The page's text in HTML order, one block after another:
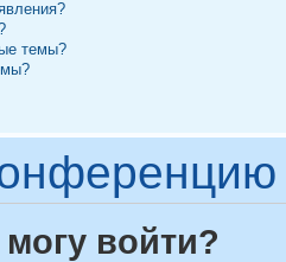
темы?
войти?